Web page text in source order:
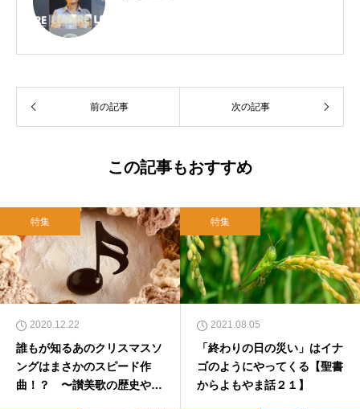
前の記事 次の記事
この記事もおすすめ
特集
2020.12.22
誰もが知るあのクリスマスソ
ングはまさかのスピード作
曲！？ 〜讃美歌の歴史やト
特集
2021.08.05
「終わりの日の災い」はイナ
ゴのようにやってくる【聖書
からよもやま話２１】